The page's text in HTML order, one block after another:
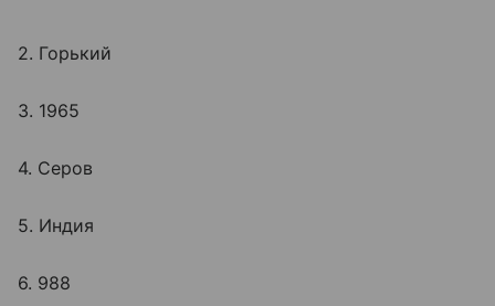
2. Горький
3. 1965
4. Серов
5. Индия
6. 988